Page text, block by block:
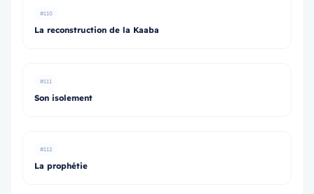
#110
La reconstruction de la Kaaba
#111
Son isolement
#112
La prophétie